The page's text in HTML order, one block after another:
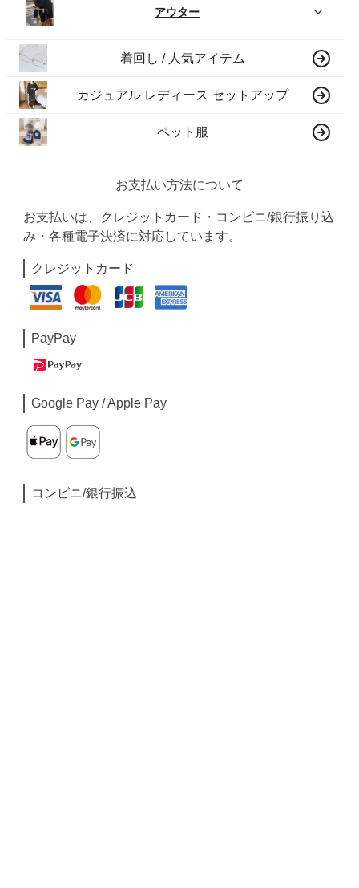
アウター
着回し / 人気アイテム
カジュアル レディース セットアップ
ペット服
お支払い方法について
お支払いは、クレジットカード・コンビニ/銀行振り込
み・各種電子決済に対応しています。
クレジットカード
PayPay
Google Pay / Apple Pay
コンビニ/銀行振込